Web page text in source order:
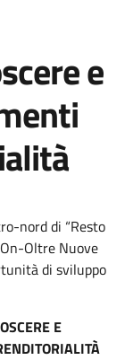
e
nord di “Resto
Oltre Nuove
di sviluppo
E